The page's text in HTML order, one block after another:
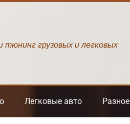
тюнинг грузовых и легковых
Легковые авто Разное